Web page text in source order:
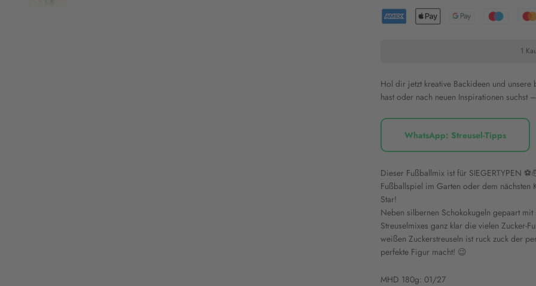
1
Hol dir jetzt kreative Backideen und
hast oder nach neuen Inspirationen
WhatsApp: Streusel-Tipps
Dieser Fußballmix ist für SIEGERTYPEN
Fußballspiel im Garten oder dem nächsten
Star!
Neben silbernen Schokokugeln gepaart
Streuselmixes ganz klar die vielen Zucker-
weißen Zuckerstreuseln ist ruck zuck der
perfekte Figur macht! 😉
MHD 180g: 01/27